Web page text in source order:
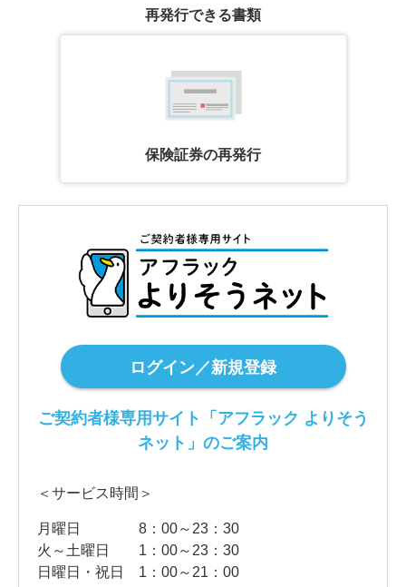
再発行できる書類
保険証券の再発行
ログイン／新規登録
ご契約者様専用サイト「アフラック よりそう
ネット」のご案内
＜サービス時間＞
月曜日
8：00～23：30
火～土曜日
1：00～23：30
日曜日・祝日
1：00～21：00